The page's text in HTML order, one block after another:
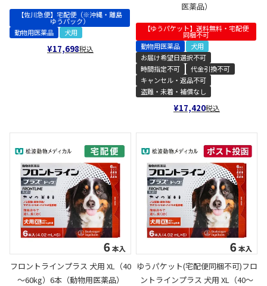
【佐川急便】宅配便（※沖縄・離島
ゆうパック）
動物用医薬品
犬用
¥17,698税込
医薬品）
【ゆうパケット】送料無料・宅配便
同梱不可
動物用医薬品
犬用
お届け希望日選択不可
時間指定不可
代金引換不可
キャンセル・返品不可
盗難・未着・補償なし
¥17,420税込
フロントラインプラス 犬用 XL（40
～60kg）6本（動物用医薬品）
ゆうパケット(宅配便同梱不可)フロ
ントラインプラス 犬用 XL（40～